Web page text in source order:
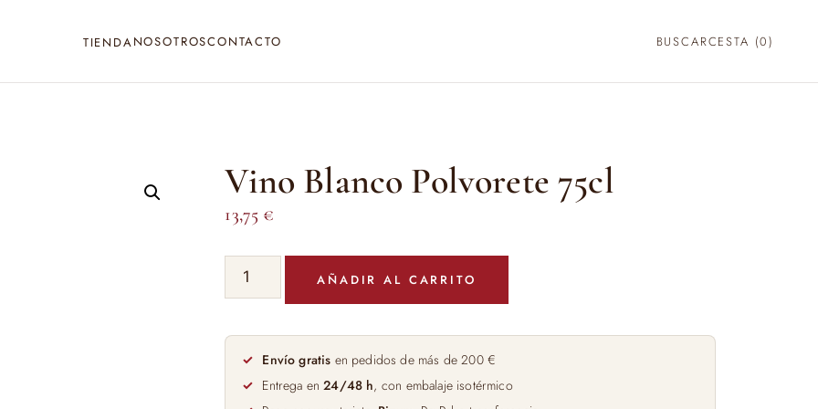
TIENDANOSOTROSCONTACTO BUSCARCESTA (0)
Vino Blanco Polvorete 75cl
13,75 €
Vino
Blanco
75cl
cantidad
AÑADIR AL CARRITO
Envío gratis en pedidos de más de 200 €
Entrega en24/48 h, con embalaje isotérmico